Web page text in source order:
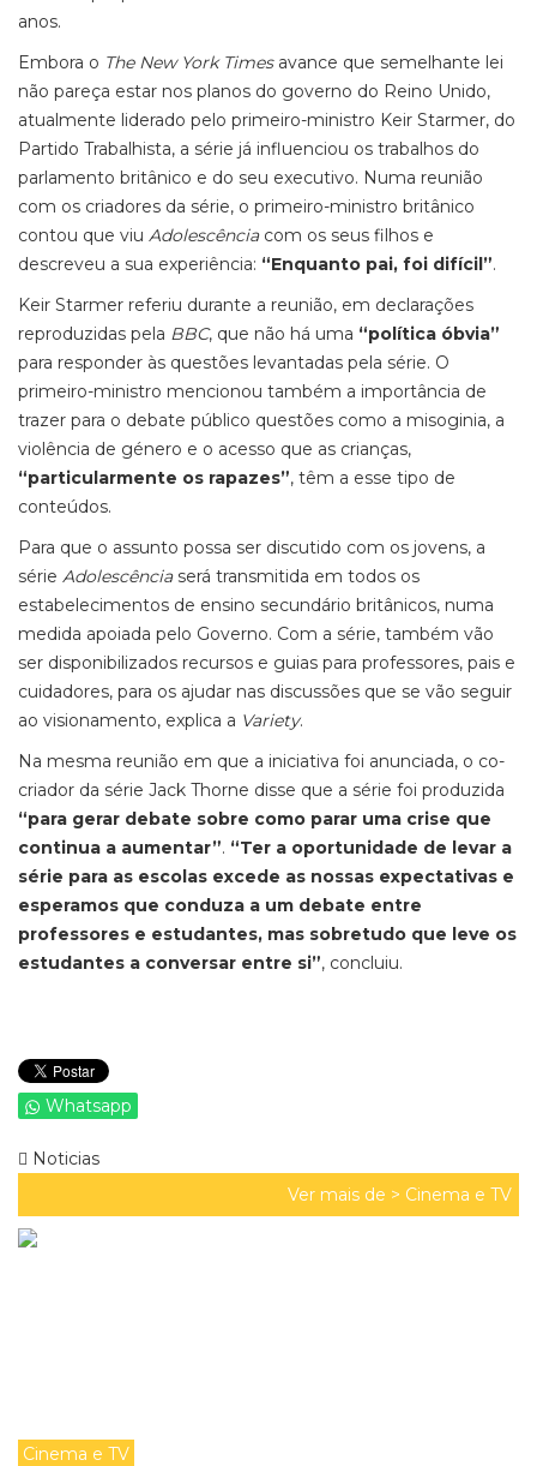
anos.
Embora o The New York Times avance que semelhante lei
não pareça estar nos planos do governo do Reino Unido,
atualmente liderado pelo primeiro-ministro Keir Starmer, do
Partido Trabalhista, a série já influenciou os trabalhos do
parlamento britânico e do seu executivo. Numa reunião
com os criadores da série, o primeiro-ministro britânico
contou que viu Adolescênciacom os seus filhos e
descreveu a sua experiência: “Enquanto pai, foi difícil”.
Keir Starmer referiu durante a reunião, em declarações
reproduzidas pela BBC, que não há uma “política óbvia”
para responder às questões levantadas pela série. O
primeiro-ministro mencionou também a importância de
trazer para o debate público questões como a misoginia, a
violência de género e o acesso que as crianças,
“particularmente os rapazes”, têm a esse tipo de
conteúdos.
Para que o assunto possa ser discutido com os jovens, a
série Adolescência será transmitida em todos os
estabelecimentos de ensino secundário britânicos, numa
medida apoiada pelo Governo. Com a série, também vão
ser disponibilizados recursos e guias para professores, pais e
cuidadores, para os ajudar nas discussões que se vão seguir
ao visionamento, explica a Variety.
Na mesma reunião em que a iniciativa foi anunciada, o co-
criador da série Jack Thorne disse que a série foi produzida
“para gerar debate sobre como parar uma crise que
continua a aumentar”. “Ter a oportunidade de levar a
série para as escolas excede as nossas expectativas e
esperamos que conduza a um debate entre
professores e estudantes, mas sobretudo que leve os
estudantes a conversar entre si”, concluiu.
Whatsapp
Noticias
Ver mais de > Cinema e TV
Cinema e TV